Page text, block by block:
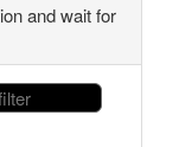
and wait for